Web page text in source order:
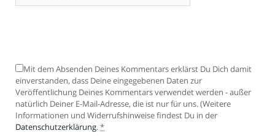
Mit dem Absenden Deines Kommentars erklärst Du Dich damit
einverstanden, dass Deine eingegebenen Daten zur
Veröffentlichung Deines Kommentars verwendet werden - außer
natürlich Deiner E-Mail-Adresse, die ist nur für uns. (Weitere
Informationen und Widerrufshinweise findest Du in der
Datenschutzerklärung.*